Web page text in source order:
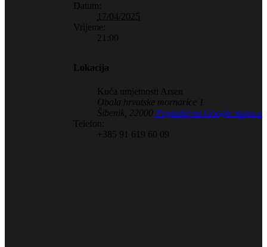
Datum:
17/04/2025
Vrijeme:
21:00
Lokacija
Kuća umjetnosti Arsen
Obala hrvatske mornarice 1
Šibenik
22000 Pogledaj na Google maps-u
Telefon:
+385 91 619 60 09